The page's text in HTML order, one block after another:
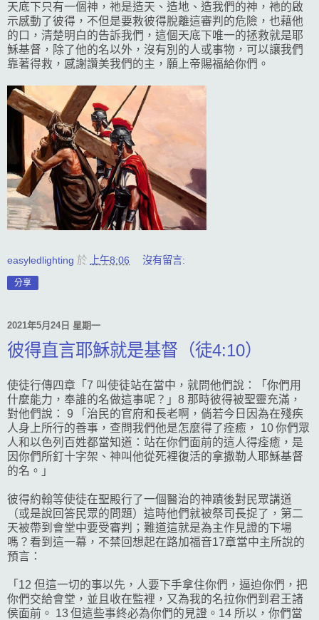
天底下只有一個神，祂是造天、造地、造我們的神，祂的啟
示感動了彼得，不但是要救彼得脫離這審判的危險，也藉他
的口，清楚明白的告訴我們，這個天底下唯一的拯救就是耶
穌基督，除了他的名以外，沒有別的人或事物，可以讓我們
靠著得救，感謝讚美我們的主，願上帝賜福給你們。
easyledlighting 於 上午8:06 沒有留言:
分享
2021年5月24日 星期一
彼得直言耶穌就是基督（徒4:10）
使徒行傳四章「7 叫使徒站在當中，就問他們說：「你們用
什麼能力，奉誰的名做這事呢？」8 那時彼得被聖靈充滿，
對他們說： 9 「治民的官府和長老啊，倘若今日因為在殘疾
人身上所行的善事，查問我們他是怎麼得了痊癒， 10 你們眾
人和以色列百姓都當知道：站在你們面前的這人得痊癒，是
因你們所釘十字架、神叫他從死裡復活的拿撒勒人耶穌基督
的名。」
彼得約翰等使徒在聖殿行了一個醫治的神蹟後對民眾講道
（或是說回答民眾的問題）這時他們就被祭司長捉了，第二
天被帶到會堂中要受審判；難道這就是為主作見證的下場
嗎？看到這一幕，不禁回想起在路加福音17章當中主所說的
預言：
「12 但這一切的事以先，人要下手拿住你們，逼迫你們，把
你們交給會堂，並且收在監裡，又為我的名拉你們到君王諸
侯面前。 13 但這些事終必為你們的見證。14 所以，你們當